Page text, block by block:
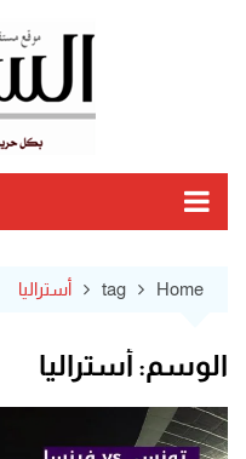
Home
tag أستراليا
الوسم: أستراليا